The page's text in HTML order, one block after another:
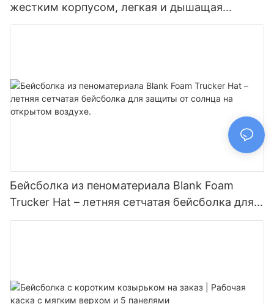
жестким корпусом, легкая и дышащая
рабочая защитная каска для складских работ
Бейсболка из пеноматериала Blank Foam
Trucker Hat – летняя сетчатая бейсболка для
защиты от солнца на открытом воздухе.